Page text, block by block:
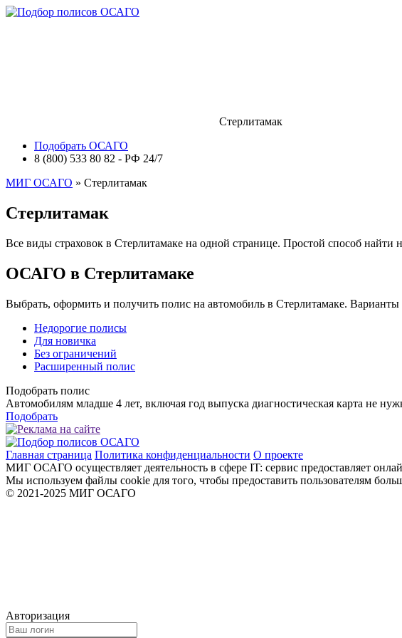
Стерлитамак
Подобрать ОСАГО
8 (800) 533 80 82 - РФ 24/7
МИГ ОСАГО » Стерлитамак
Стерлитамак
Все виды страховок в Стерлитамаке на одной странице. Простой способ
ОСАГО в Стерлитамаке
Выбрать, оформить и получить полис на автомобиль в Стерлитамаке. Варианты
Недорогие полисы
Для новичка
Без ограничений
Расширенный полис
Подобрать полис
Автомобилям младше 4 лет, включая год выпуска диагностическая карта не
Подобрать
Главная страница Политика конфиденциальности О проекте
МИГ ОСАГО осуществляет деятельность в сфере IT: сервис предоставляет
Мы используем файлы cookie для того, чтобы предоставить пользователям
© 2021-2025 МИГ ОСАГО
Авторизация